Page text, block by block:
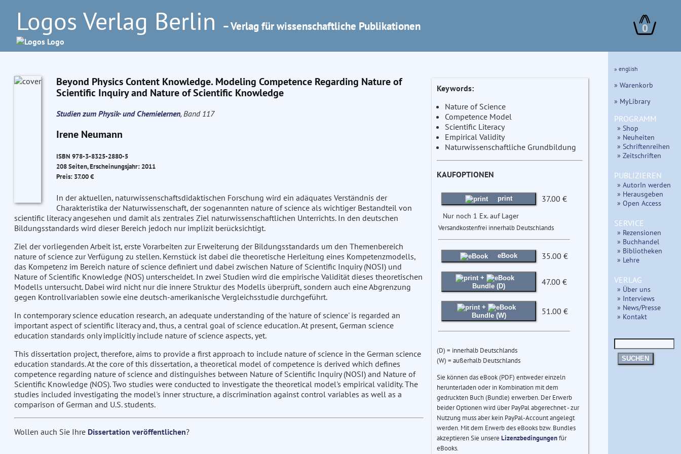
Logos Verlag Berlin – Verlag für wissenschaftliche Publikationen 0
Beyond Physics Content Knowledge. Modeling Competence Regarding Nature of
Scientific Inquiry and Nature of Scientific Knowledge
Studien zum Physik- und Chemielernen, Band 117
Irene Neumann
ISBN 978-3-8325-2880-5
208 Seiten, Erscheinungsjahr: 2011
Preis: 37.00 €
In der aktuellen, naturwissenschaftsdidaktischen Forschung wird ein adäquates Verständnis der
Charakteristika der Naturwissenschaft, der sogenannten nature of science als wichtiger Bestandteil von
scientific literacy angesehen und damit als zentrales Ziel naturwissenschaftlichen Unterrichts. In den deutschen
Bildungsstandards wird dieser Bereich jedoch nur implizit berücksichtigt.
Ziel der vorliegenden Arbeit ist, erste Vorarbeiten zur Erweiterung der Bildungsstandards um den Themenbereich
nature of science zur Verfügung zu stellen. Kernstück ist dabei die theoretische Herleitung eines Kompetenzmodells,
das Kompetenz im Bereich nature of science definiert und dabei zwischen Nature of Scientific Inquiry (NOSI) und
Nature of Scientific Knowledge (NOS) unterscheidet. In zwei Studien wird die empirische Validität dieses theoretischen
Modells untersucht. Dabei wird nicht nur die innere Struktur des Modells überprüft, sondern auch eine Abgrenzung
gegen Kontrollvariablen sowie eine deutsch-amerikanische Vergleichsstudie durchgeführt.
In contemporary science education research, an adequate understanding of the 'nature of science' is regarded an
important aspect of scientific literacy and, thus, a central goal of science education. At present, German science
education standards only implicitly include nature of science aspects, yet.
This dissertation project, therefore, aims to provide a first approach to include nature of science in the German science
education standards. At the core of this dissertation, a theoretical model of competence is derived which defines
competence regarding nature of science and distinguishes between Nature of Scientific Inquiry (NOSI) and Nature of
Scientific Knowledge (NOS). Two studies were conducted to investigate the theoretical model's empirical validity. The
studies included investigating the model's inner structure, a discrimination against control variables as well as a
comparison of German and U.S. students.
Wollen auch Sie Ihre Dissertation veröffentlichen?
Keywords:
Nature of Science
Competence Model
Scientific Literacy
Empirical Validity
Naturwissenschaftliche Grundbildung
KAUFOPTIONEN
print 37.00 €
Nur noch 1 Ex. auf Lager
Versandkostenfrei innerhalb Deutschlands
eBook 35.00 €
+
Bundle (D)
47.00 €
+
Bundle (W)
51.00 €
(D) = innerhalb Deutschlands
(W) = außerhalb Deutschlands
Sie können das eBook (PDF) entweder einzeln
herunterladen oder in Kombination mit dem
gedruckten Buch (Bundle) erwerben. Der Erwerb
beider Optionen wird über PayPal abgerechnet - zur
Nutzung muss aber kein PayPal-Account angelegt
werden. Mit dem Erwerb des eBooks bzw. Bundles
akzeptieren Sie unsere Lizenzbedingungenfür
eBooks.
» english
» Warenkorb
» MyLibrary
PROGRAMM
» Shop
» Neuheiten
» Schriftenreihen
» Zeitschriften
PUBLIZIEREN
» AutorIn werden
» Herausgeben
» Open Access
SERVICE
» Rezensionen
» Buchhandel
» Bibliotheken
» Lehre
VERLAG
» Über uns
» Interviews
» News/Presse
» Kontakt
SUCHEN